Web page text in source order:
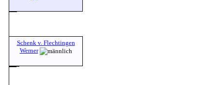
Schenk v. Flechtingen
Werner